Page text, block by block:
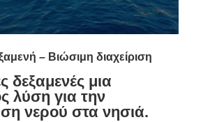
– Βιώσιμη διαχείριση
δεξαμενές μια
λύση για την
νερού στα νησιά.